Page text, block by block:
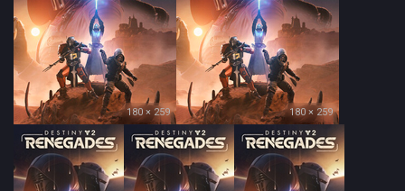
180 × 259 180 × 259